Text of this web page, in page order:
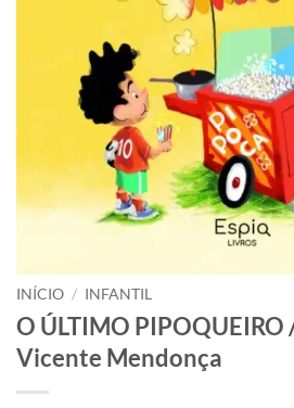
INÍCIO / INFANTIL
O ÚLTIMO PIPOQUEIRO
Vicente Mendonça